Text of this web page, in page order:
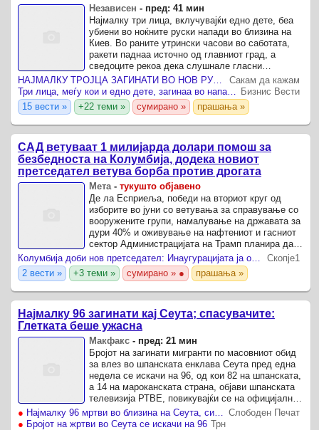
Независен - пред: 41 мин
Најмалку три лица, вклучувајќи едно дете, беа
убиени во ноќните руски напади во близина на
Киев. Во раните утрински часови во саботата,
ракети паднаа источно од главниот град, а
сведоците рекоа дека слушнале гласни
експлозии само неколку дена откако нападите
низ Украина во кои ...
НАЈМАЛКУ ТРОЈЦА ЗАГИНАТИ ВО НОВ РУСКИ НАПАД ВРЗ КИЕВСКИОТ РЕГИОН ОТКАКО ЗЕЛЕНСКИ ПРИСТИГНА ВО БЕЛГРАД
Сакам да кажам
Три лица, меѓу кои и едно дете, загинаа во напад со руски дронови врз регионот на Киев
Бизнис Вести
15 вести »
+22 теми » сумирано » прашања »
САД ветуваат 1 милијарда долари помош за
безбедноста на Колумбија, додека новиот
претседател ветува борба против дрогата
Мета- тукушто објавено
Де ла Есприеља, победи на вториот круг од
изборите во јуни со ветувања за справување со
вооружените групи, намалување на државата за
дури 40% и оживување на нафтениот и гасниот
сектор Администрацијата на Трамп планира да
обезбеди 1 милијарда долари безбедносна
помош за владата ...
Колумбија доби нов претседател: Инаугурацијата ја обезбедуваат 11.000 војници
Скопје1
2 вести »
+3 теми » сумирано » ● прашања »
Најмалку 96 загинати кај Сеута; спасувачите:
Глетката беше ужасна
Макфакс- пред: 21 мин
Бројот на загинати мигранти по масовниот обид
за влез во шпанската енклава Сеута пред една
недела се искачи на 96, од кои 82 на шпанската,
а 14 на мароканската страна, објави шпанската
телевизија РТВЕ, повикувајќи се на официјални
податоци.
● Најмалку 96 мртви во близина на Сеута, ситуацијата е катастрофална
Слободен Печат
● Бројот на жртви во Сеута се искачи на 96 Трн